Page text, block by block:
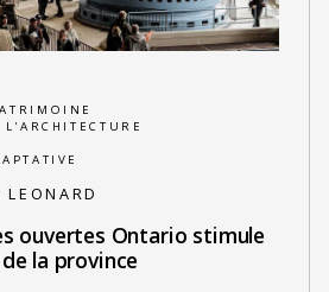
LEONARD
ouvertes Ontario stimule
la province